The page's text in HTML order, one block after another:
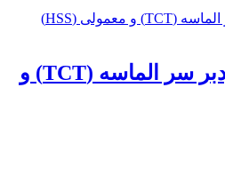
فروش ویژه مته گردبر سر الماسه (TCT) و